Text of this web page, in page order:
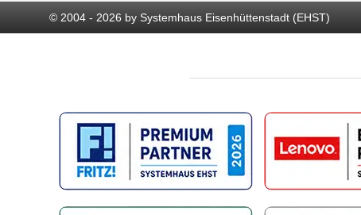
© 2004 - 2026 by Systemhaus Eisenhüttenstadt (EHST)